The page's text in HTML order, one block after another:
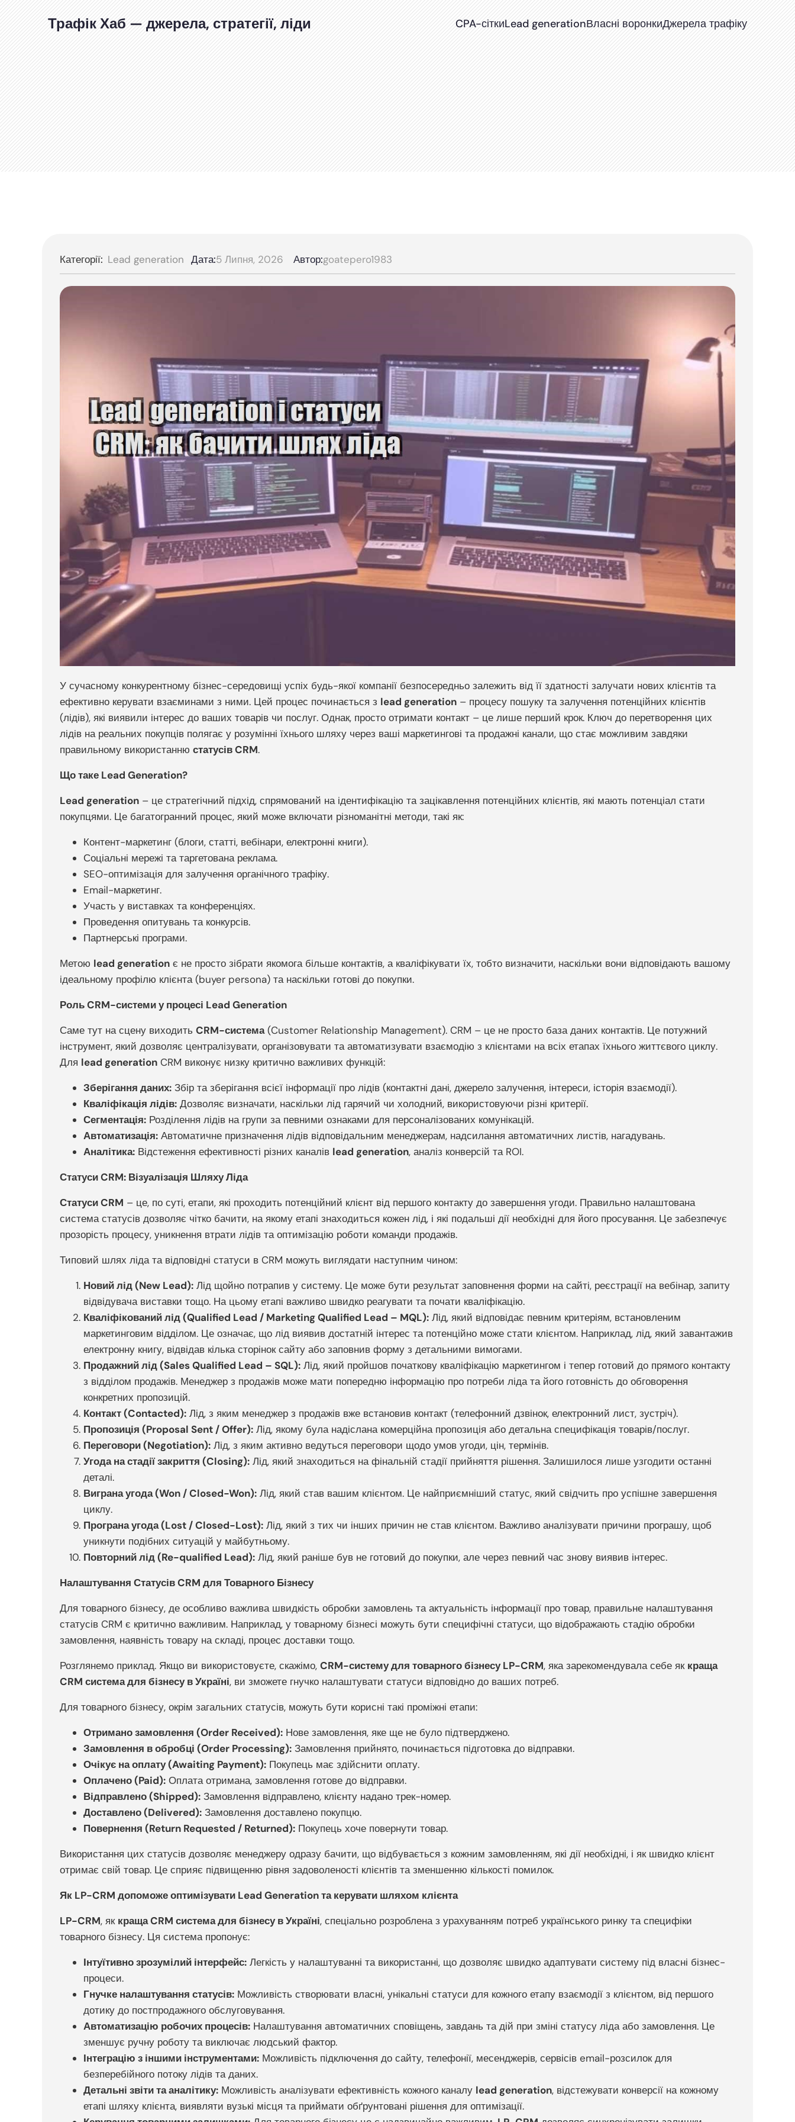
Трафік Хаб — джерела, стратегії, ліди CPA-сіткиLead generationВласні воронкиДжерела трафіку
Категорії: Lead generation Дата:5 Липня, 2026 Автор:goatepero1983
У сучасному конкурентному бізнес-середовищі успіх будь-якої компанії безпосередньо залежить від її здатності залучати нових клієнтів та
ефективно керувати взаєминами з ними. Цей процес починається з lead generation – процесу пошуку та залучення потенційних клієнтів
(лідів), які виявили інтерес до ваших товарів чи послуг. Однак, просто отримати контакт – це лише перший крок. Ключ до перетворення цих
лідів на реальних покупців полягає у розумінні їхнього шляху через ваші маркетингові та продажні канали, що стає можливим завдяки
правильному використанню статусів CRM.
Що таке Lead Generation?
Lead generation – це стратегічний підхід, спрямований на ідентифікацію та зацікавлення потенційних клієнтів, які мають потенціал стати
покупцями. Це багатогранний процес, який може включати різноманітні методи, такі як:
Контент-маркетинг (блоги, статті, вебінари, електронні книги).
Соціальні мережі та таргетована реклама.
SEO-оптимізація для залучення органічного трафіку.
Email-маркетинг.
Участь у виставках та конференціях.
Проведення опитувань та конкурсів.
Партнерські програми.
Метою lead generation є не просто зібрати якомога більше контактів, а кваліфікувати їх, тобто визначити, наскільки вони відповідають вашому
ідеальному профілю клієнта (buyer persona) та наскільки готові до покупки.
Роль CRM-системи у процесі Lead Generation
Саме тут на сцену виходить CRM-система(Customer Relationship Management). CRM – це не просто база даних контактів. Це потужний
інструмент, який дозволяє централізувати, організовувати та автоматизувати взаємодію з клієнтами на всіх етапах їхнього життєвого циклу.
Для lead generation CRM виконує низку критично важливих функцій:
Зберігання даних: Збір та зберігання всієї інформації про лідів (контактні дані, джерело залучення, інтереси, історія взаємодії).
Кваліфікація лідів: Дозволяє визначати, наскільки лід гарячий чи холодний, використовуючи різні критерії.
Сегментація: Розділення лідів на групи за певними ознаками для персоналізованих комунікацій.
Автоматизація: Автоматичне призначення лідів відповідальним менеджерам, надсилання автоматичних листів, нагадувань.
Аналітика: Відстеження ефективності різних каналів lead generation, аналіз конверсій та ROI.
Статуси CRM: Візуалізація Шляху Ліда
Статуси CRM – це, по суті, етапи, які проходить потенційний клієнт від першого контакту до завершення угоди. Правильно налаштована
система статусів дозволяє чітко бачити, на якому етапі знаходиться кожен лід, і які подальші дії необхідні для його просування. Це забезпечує
прозорість процесу, уникнення втрати лідів та оптимізацію роботи команди продажів.
Типовий шлях ліда та відповідні статуси в CRM можуть виглядати наступним чином:
Новий лід (New Lead): Лід щойно потрапив у систему. Це може бути результат заповнення форми на сайті, реєстрації на вебінар, запиту
відвідувача виставки тощо. На цьому етапі важливо швидко реагувати та почати кваліфікацію.
Кваліфікований лід (Qualified Lead / Marketing Qualified Lead – MQL): Лід, який відповідає певним критеріям, встановленим
маркетинговим відділом. Це означає, що лід виявив достатній інтерес та потенційно може стати клієнтом. Наприклад, лід, який завантажив
електронну книгу, відвідав кілька сторінок сайту або заповнив форму з детальними вимогами.
Продажний лід (Sales Qualified Lead – SQL): Лід, який пройшов початкову кваліфікацію маркетингом і тепер готовий до прямого контакту
з відділом продажів. Менеджер з продажів може мати попередню інформацію про потреби ліда та його готовність до обговорення
конкретних пропозицій.
Контакт (Contacted): Лід, з яким менеджер з продажів вже встановив контакт (телефонний дзвінок, електронний лист, зустріч).
Пропозиція (Proposal Sent / Offer): Лід, якому була надіслана комерційна пропозиція або детальна специфікація товарів/послуг.
Переговори (Negotiation): Лід, з яким активно ведуться переговори щодо умов угоди, цін, термінів.
Угода на стадії закриття (Closing): Лід, який знаходиться на фінальній стадії прийняття рішення. Залишилося лише узгодити останні
деталі.
Виграна угода (Won / Closed-Won): Лід, який став вашим клієнтом. Це найприємніший статус, який свідчить про успішне завершення
циклу.
Програна угода (Lost / Closed-Lost): Лід, який з тих чи інших причин не став клієнтом. Важливо аналізувати причини програшу, щоб
уникнути подібних ситуацій у майбутньому.
Повторний лід (Re-qualified Lead): Лід, який раніше був не готовий до покупки, але через певний час знову виявив інтерес.
Налаштування Статусів CRM для Товарного Бізнесу
Для товарного бізнесу, де особливо важлива швидкість обробки замовлень та актуальність інформації про товар, правильне налаштування
статусів CRM є критично важливим. Наприклад, у товарному бізнесі можуть бути специфічні статуси, що відображають стадію обробки
замовлення, наявність товару на складі, процес доставки тощо.
Розглянемо приклад. Якщо ви використовуєте, скажімо, CRM-систему для товарного бізнесу LP-CRM, яка зарекомендувала себе як краща
CRM система для бізнесу в Україні, ви зможете гнучко налаштувати статуси відповідно до ваших потреб.
Для товарного бізнесу, окрім загальних статусів, можуть бути корисні такі проміжні етапи:
Отримано замовлення (Order Received): Нове замовлення, яке ще не було підтверджено.
Замовлення в обробці (Order Processing): Замовлення прийнято, починається підготовка до відправки.
Очікує на оплату (Awaiting Payment): Покупець має здійснити оплату.
Оплачено (Paid): Оплата отримана, замовлення готове до відправки.
Відправлено (Shipped): Замовлення відправлено, клієнту надано трек-номер.
Доставлено (Delivered): Замовлення доставлено покупцю.
Повернення (Return Requested / Returned): Покупець хоче повернути товар.
Використання цих статусів дозволяє менеджеру одразу бачити, що відбувається з кожним замовленням, які дії необхідні, і як швидко клієнт
отримає свій товар. Це сприяє підвищенню рівня задоволеності клієнтів та зменшенню кількості помилок.
Як LP-CRM допоможе оптимізувати Lead Generation та керувати шляхом клієнта
LP-CRM, як краща CRM система для бізнесу в Україні, спеціально розроблена з урахуванням потреб українського ринку та специфіки
товарного бізнесу. Ця система пропонує:
Інтуїтивно зрозумілий інтерфейс: Легкість у налаштуванні та використанні, що дозволяє швидко адаптувати систему під власні бізнес-
процеси.
Гнучке налаштування статусів: Можливість створювати власні, унікальні статуси для кожного етапу взаємодії з клієнтом, від першого
дотику до постпродажного обслуговування.
Автоматизацію робочих процесів: Налаштування автоматичних сповіщень, завдань та дій при зміні статусу ліда або замовлення. Це
зменшує ручну роботу та виключає людський фактор.
Інтеграцію з іншими інструментами: Можливість підключення до сайту, телефонії, месенджерів, сервісів email-розсилок для
безперебійного потоку лідів та даних.
Детальні звіти та аналітику: Можливість аналізувати ефективність кожного каналу lead generation, відстежувати конверсії на кожному
етапі шляху клієнта, виявляти вузькі місця та приймати обґрунтовані рішення для оптимізації.